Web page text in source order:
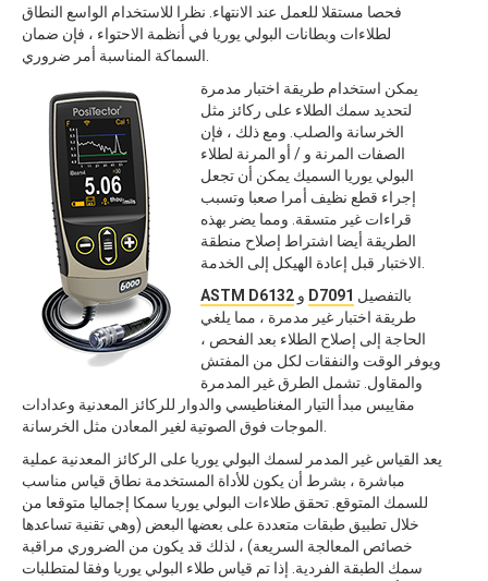
فحصا مستقلا للعمل عند الانتهاء. نظرا للاستخدام الواسع النطاق
لطلاءات وبطانات البولي يوريا في أنظمة الاحتواء ، فإن ضمان
يمكن استخدام طريقة اختبار مدمرة
لتحديد سمك الطلاء على ركائز مثل
الخرسانة والصلب. ومع ذلك ، فإن
الصفات المرنة و / أو المرنة لطلاء
البولي يوريا السميك يمكن أن تجعل
إجراء قطع نظيف أمرا صعبا وتسبب
قراءات غير متسقة. ومما يضر بهذه
الطريقة أيضا اشتراط إصلاح منطقة
ASTM D6132
D7091
طريقة اختبار غير مدمرة ، مما يلغي
الحاجة إلى إصلاح الطلاء بعد الفحص ،
ويوفر الوقت والنفقات لكل من المفتش
والمقاول. تشمل الطرق غير المدمرة
مقاييس مبدأ التيار المغناطيسي والدوار للركائز المعدنية وعدادات
يعد القياس غير المدمر لسمك البولي يوريا على الركائز المعدنية عملية
مباشرة ، بشرط أن يكون للأداة المستخدمة نطاق قياس مناسب
للسمك المتوقع. تحقق طلاءات البولي يوريا سمكا إجماليا متوقعا من
خلال تطبيق طبقات متعددة على بعضها البعض (وهي تقنية تساعدها
خصائص المعالجة السريعة) ، لذلك قد يكون من الضروري مراقبة
سمك الطبقة الفردية. إذا تم قياس طلاء البولي يوريا وفقا لمتطلبات